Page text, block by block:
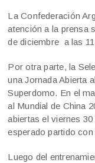
La Confederación
atención a la prensa
de diciembre a las
Por otra parte, la
una Jornada Abierta
Superdomo. En el
al Mundial de China
abiertas el viernes
esperado partido
Luego del